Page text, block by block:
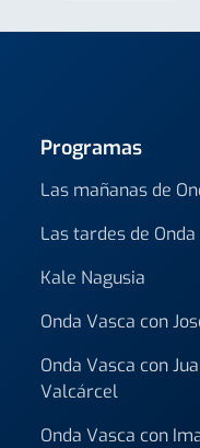
Programas
Las mañanas de
Las tardes de Onda
Kale Nagusia
Onda Vasca con
Onda Vasca con
Valcárcel
Onda Vasca con